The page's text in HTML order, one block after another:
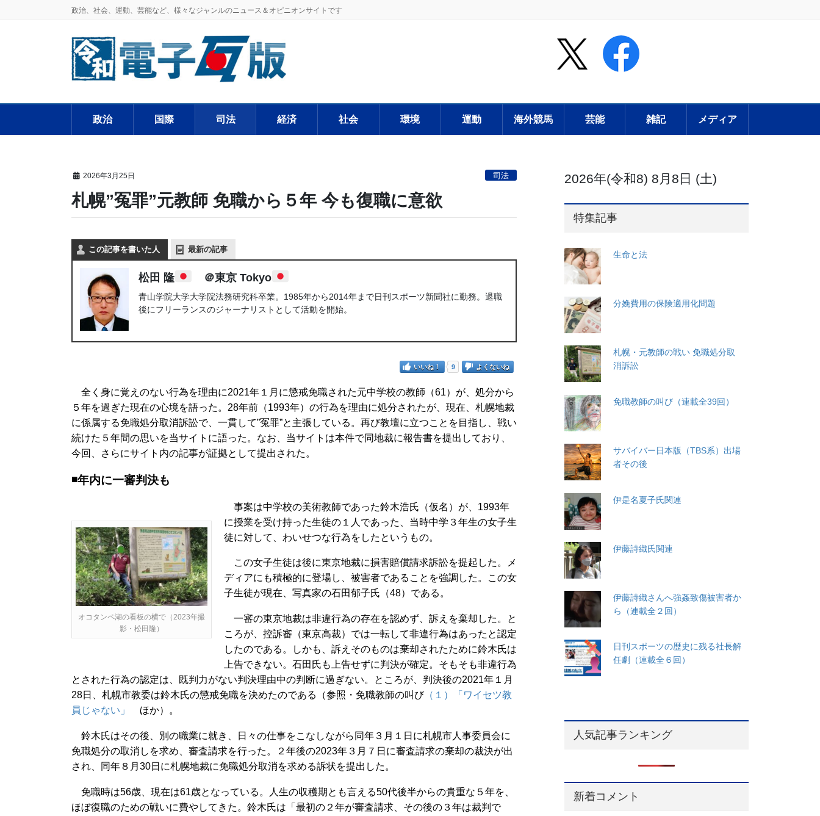
政治、社会、運動、芸能など、様々なジャンルのニュース＆オピニオンサイトです
政治 国際 司法 経済 社会 環境 運動 海外競馬 芸能 雑記 メディア
2026年3月25日 司法
札幌”冤罪”元教師 免職から５年 今も復職に意欲
この記事を書いた人 最新の記事
松田 隆 ＠東京 Tokyo
青山学院大学大学院法務研究科卒業。1985年から2014年まで日刊スポーツ新聞社に勤務。退職
後にフリーランスのジャーナリストとして活動を開始。
いいね！ 9 よくないね
全く身に覚えのない行為を理由に2021年１月に懲戒免職された元中学校の教師（61）が、処分から
５年を過ぎた現在の心境を語った。28年前（1993年）の行為を理由に処分されたが、現在、札幌地裁
に係属する免職処分取消訴訟で、一貫して”冤罪”と主張している。再び教壇に立つことを目指し、戦い
続けた５年間の思いを当サイトに語った。なお、当サイトは本件で同地裁に報告書を提出しており、
今回、さらにサイト内の記事が証拠として提出された。
◾️年内に一審判決も
オコタンペ湖の看板の横で（2023年撮
影・松田隆）
事案は中学校の美術教師であった鈴木浩氏（仮名）が、1993年
に授業を受け持った生徒の１人であった、当時中学３年生の女子生
徒に対して、わいせつな行為をしたというもの。
この女子生徒は後に東京地裁に損害賠償請求訴訟を提起した。メ
ディアにも積極的に登場し、被害者であることを強調した。この女
子生徒が現在、写真家の石田郁子氏（48）である。
一審の東京地裁は非違行為の存在を認めず、訴えを棄却した。と
ころが、控訴審（東京高裁）では一転して非違行為はあったと認定
したのである。しかも、訴えそのものは棄却されたために鈴木氏は
上告できない。石田氏も上告せずに判決が確定。そもそも非違行為
とされた行為の認定は、既判力がない判決理由中の判断に過ぎない。ところが、判決後の2021年１月
28日、札幌市教委は鈴木氏の懲戒免職を決めたのである（参照・免職教師の叫び（１）「ワイセツ教
員じゃない」
ほか）。
鈴木氏はその後、別の職業に就き、日々の仕事をこなしながら同年３月１日に札幌市人事委員会に
免職処分の取消しを求め、審査請求を行った。２年後の2023年３月７日に審査請求の棄却の裁決が出
され、同年８月30日に札幌地裁に免職処分取消を求める訴状を提出した。
免職時は56歳、現在は61歳となっている。人生の収穫期とも言える50代後半からの貴重な５年を、
ほぼ復職のための戦いに費やしてきた。鈴木氏は「最初の２年が審査請求、その後の３年は裁判で
2026年(令和8) 8月8日 (土)
特集記事
生命と法
分娩費用の保険適用化問題
札幌・元教師の戦い 免職処分取
消訴訟
免職教師の叫び（連載全39回）
サバイバー日本版（TBS系）出場
者その後
伊是名夏子氏関連
伊藤詩織氏関連
伊藤詩織さんへ強姦致傷被害者か
ら（連載全２回）
日刊スポーツの歴史に残る社長解
任劇（連載全６回）
人気記事ランキング
新着コメント